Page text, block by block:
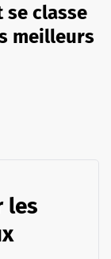
se classe
meilleurs
les